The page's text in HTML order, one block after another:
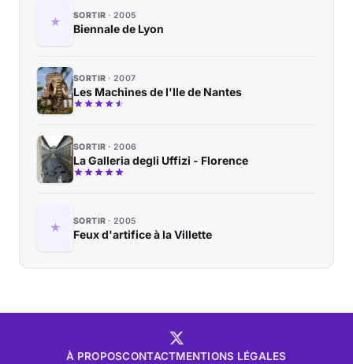
SORTIR 2005
Biennale de Lyon
SORTIR 2007
Les Machines de l'Ile de Nantes
SORTIR 2006
La Galleria degli Uffizi - Florence
SORTIR 2005
Feux d'artifice à la Villette
À PROPOSCONTACTMENTIONS LÉGALES